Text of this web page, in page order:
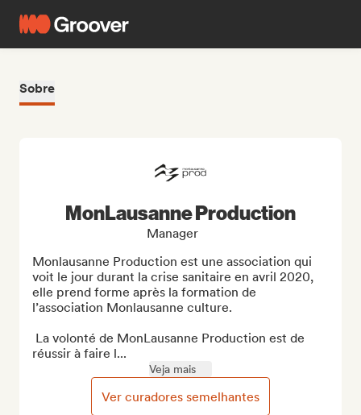
Sobre
MonLausanne Production
Manager
Monlausanne Production est une association qui
voit le jour durant la crise sanitaire en avril 2020,
elle prend forme après la formation de
l’association Monlausanne culture.
réussir à faire l...
Veja mais
Ver curadores semelhantes